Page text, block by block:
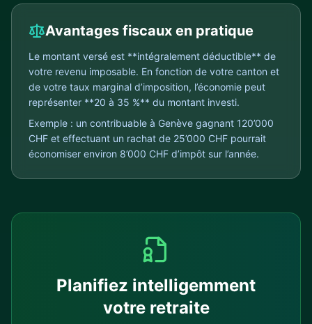
Avantages fiscaux en pratique
Le montant versé est **intégralement déductible** de
votre revenu imposable. En fonction de votre canton et
de votre taux marginal d’imposition, l’économie peut
représenter **20 à 35 %** du montant investi.
Exemple : un contribuable à Genève gagnant 120’000
CHF et effectuant un rachat de 25’000 CHF pourrait
économiser environ 8’000 CHF d’impôt sur l’année.
Planifiez intelligemment
votre retraite